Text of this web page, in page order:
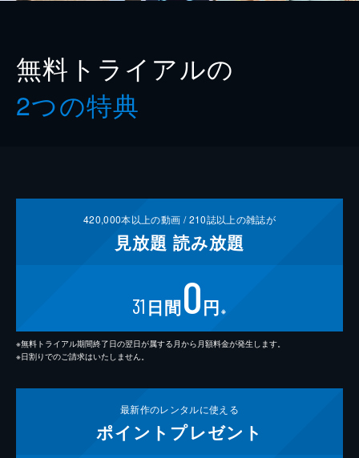
無料トライアルの
2つの特典
420,000本以上の動画 /210誌以上の雑誌が
見放題 読み放題
31 日間0円 ※
※無料トライアル期間終了日の翌日が属する月から月額料金が発生します。
※日割りでのご請求はいたしません。
最新作のレンタルに使える
ポイント プレゼント